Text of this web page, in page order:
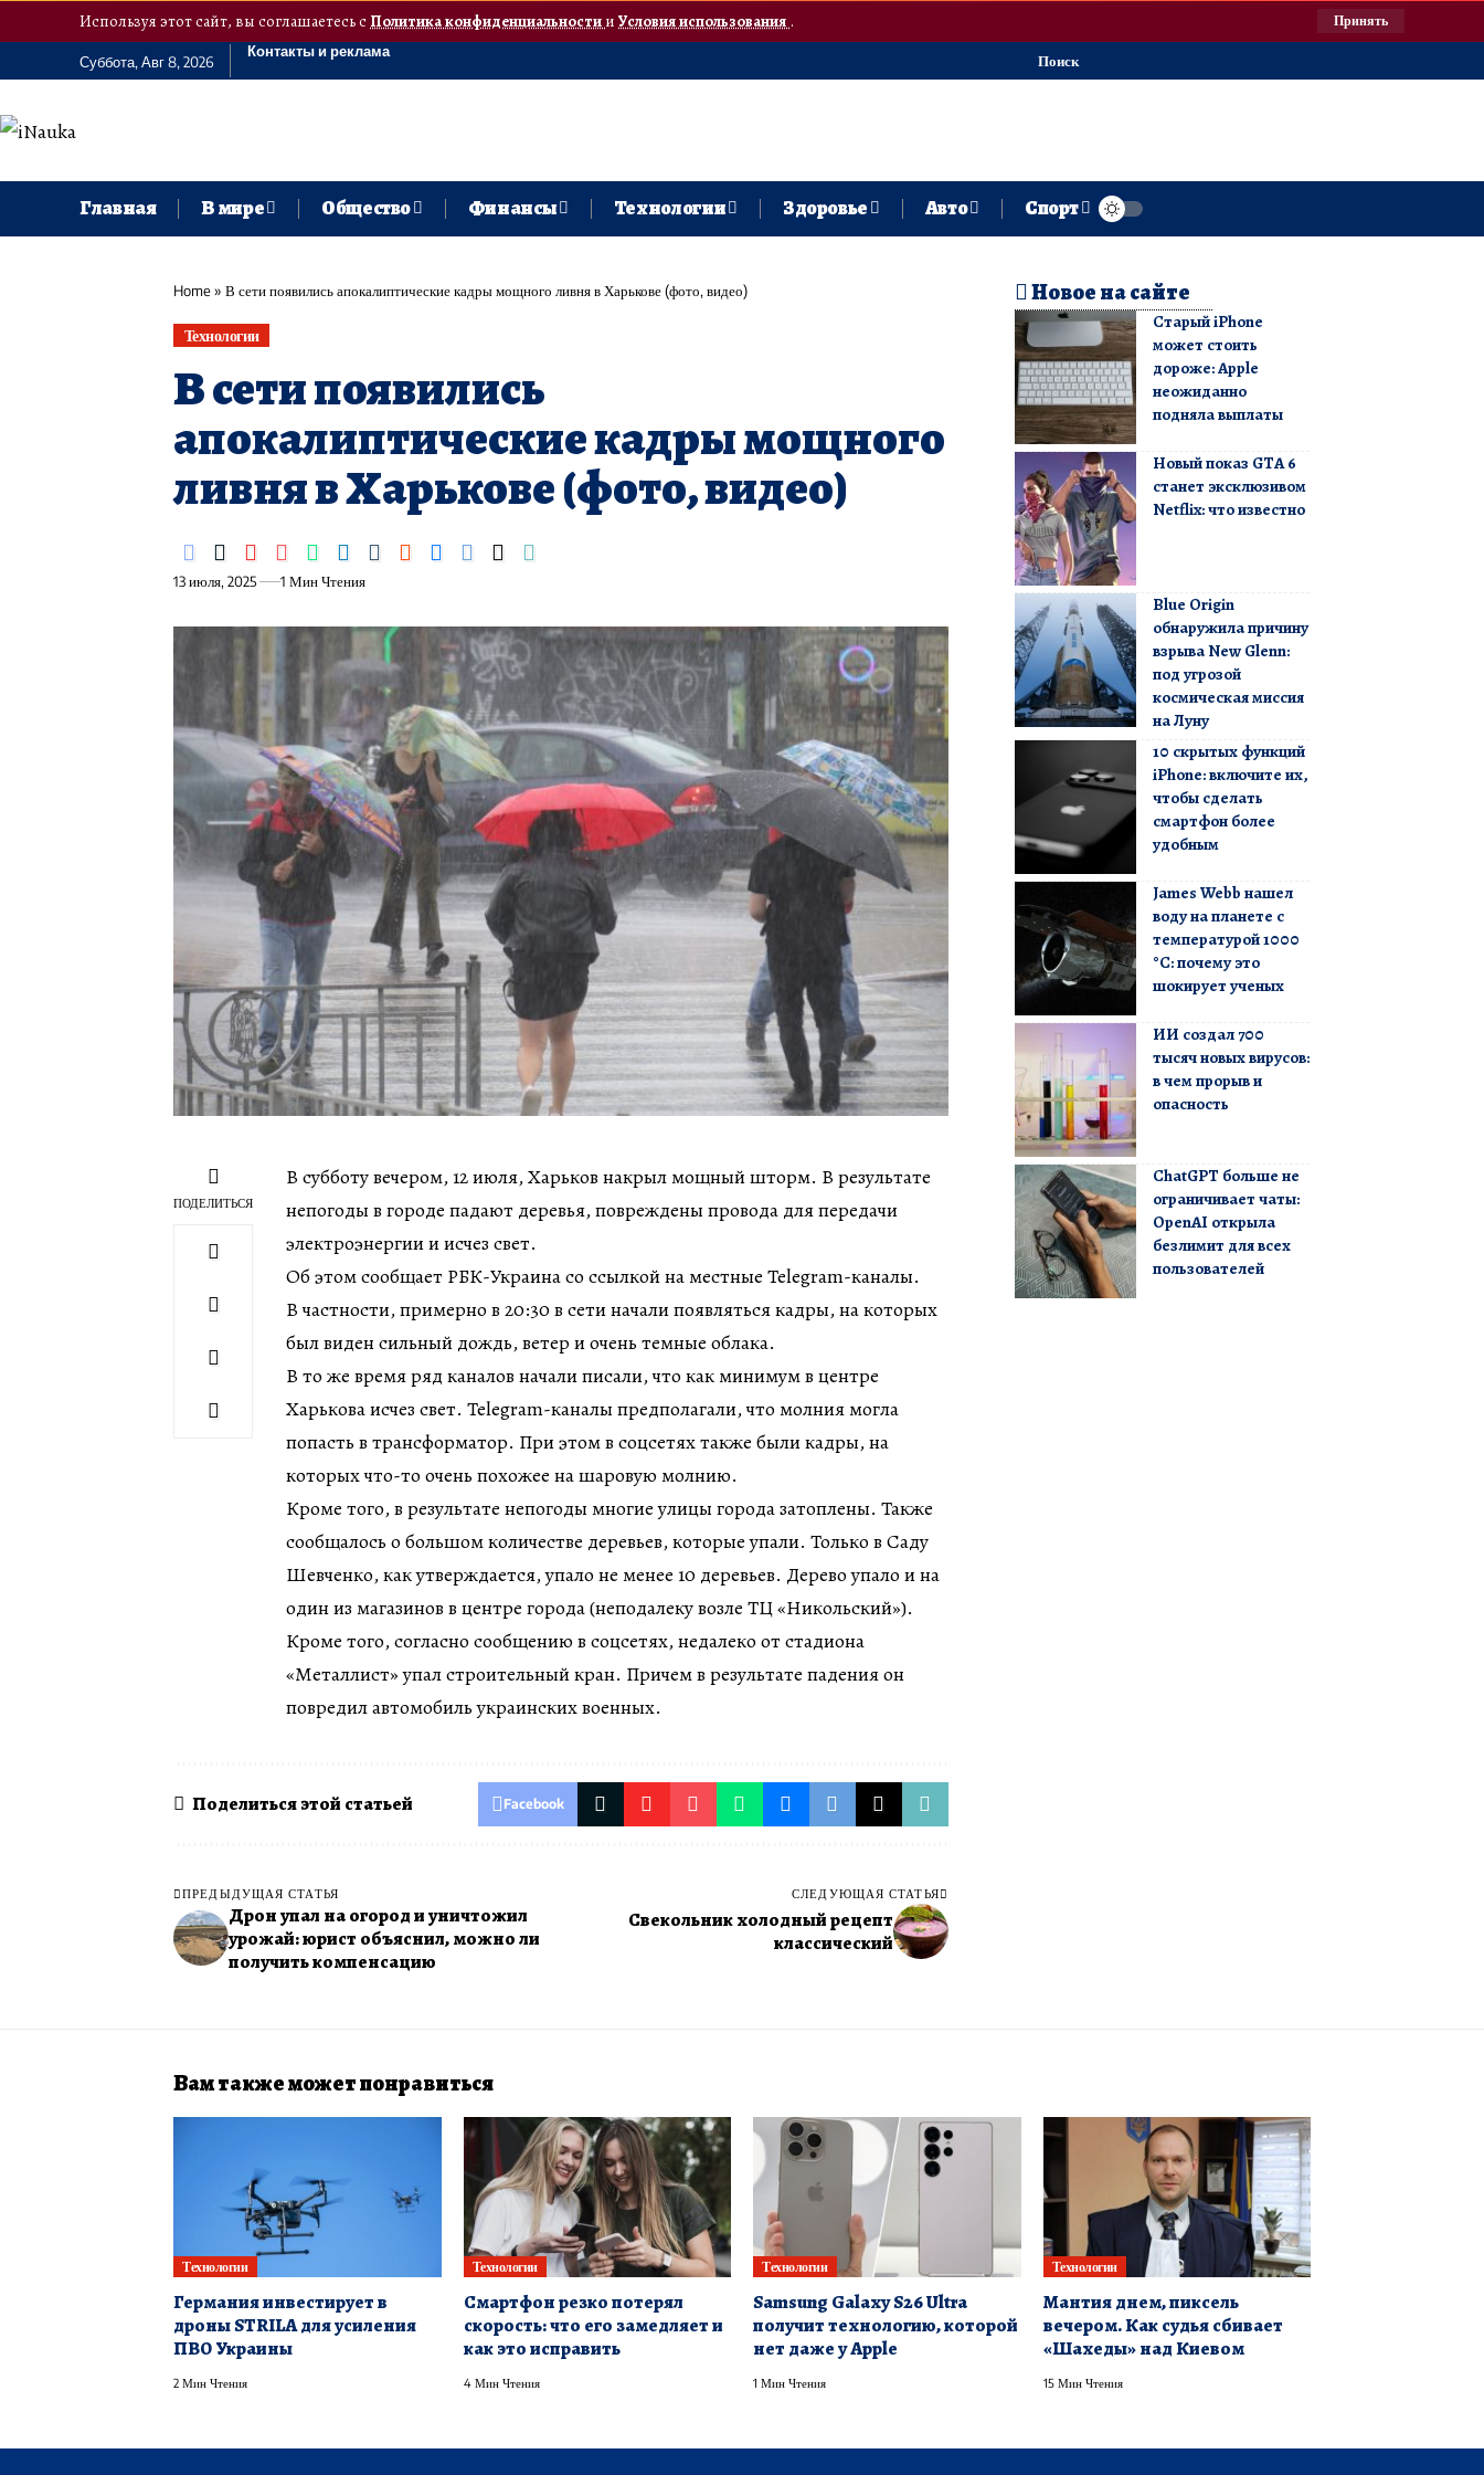
Используя этот сайт, вы соглашаетесь сПолитика конфиденциальностии Условия использования. Принять
Суббота, Авг 8, 2026
Контакты и реклама
Поиск
Главная В мире Общество Финансы Технологии Здоровье Авто Спорт
Home» В сети появились апокалиптические кадры мощного ливня в Харькове (фото, видео)
Технологии
В сети появились
апокалиптические кадры мощного
ливня в Харькове (фото, видео)
13 июля, 2025 1 Мин Чтения
ПОДЕЛИТЬСЯ
В субботу вечером, 12 июля, Харьков накрыл мощный шторм. В результате
непогоды в городе падают деревья, повреждены провода для передачи
электроэнергии и исчез свет.
Об этом сообщает РБК-Украина со ссылкой на местные Telegram-каналы.
В частности, примерно в 20:30 в сети начали появляться кадры, на которых
был виден сильный дождь, ветер и очень темные облака.
В то же время ряд каналов начали писали, что как минимум в центре
Харькова исчез свет. Telegram-каналы предполагали, что молния могла
попасть в трансформатор. При этом в соцсетях также были кадры, на
которых что-то очень похожее на шаровую молнию.
Кроме того, в результате непогоды многие улицы города затоплены. Также
сообщалось о большом количестве деревьев, которые упали. Только в Саду
Шевченко, как утверждается, упало не менее 10 деревьев. Дерево упало и на
один из магазинов в центре города (неподалеку возле ТЦ «Никольский»).
Кроме того, согласно сообщению в соцсетях, недалеко от стадиона
«Металлист» упал строительный кран. Причем в результате падения он
повредил автомобиль украинских военных.
Поделиться этой статьей Facebook
ПРЕДЫДУЩАЯ СТАТЬЯ
Дрон упал на огород и уничтожил
урожай: юрист объяснил, можно ли
получить компенсацию
СЛЕДУЮЩАЯ СТАТЬЯ
Свекольник холодный рецепт
классический
Новое на сайте
Старый iPhone
может стоить
дороже: Apple
неожиданно
подняла выплаты
Новый показ GTA 6
станет эксклюзивом
Netflix: что известно
Blue Origin
обнаружила причину
взрыва New Glenn:
под угрозой
космическая миссия
на Луну
10 скрытых функций
iPhone: включите их,
чтобы сделать
смартфон более
удобным
James Webb нашел
воду на планете с
температурой 1000
°C: почему это
шокирует ученых
ИИ создал 700
тысяч новых вирусов:
в чем прорыв и
опасность
ChatGPT больше не
ограничивает чаты:
OpenAI открыла
безлимит для всех
пользователей
Вам также может понравиться
Технологии
Германия инвестирует в
дроны STRILA для усиления
ПВО Украины
2 Мин Чтения
Технологии
Смартфон резко потерял
скорость: что его замедляет и
как это исправить
4 Мин Чтения
Технологии
Samsung Galaxy S26 Ultra
получит технологию, которой
нет даже у Apple
1 Мин Чтения
Технологии
Мантия днем, пиксель
вечером. Как судья сбивает
«Шахеды» над Киевом
15 Мин Чтения